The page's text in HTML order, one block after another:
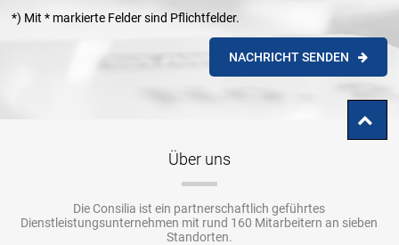
*) Mit * markierte Felder sind Pflichtfelder.
Über uns
Die Consilia ist ein partnerschaftlich geführtes
Dienstleistungsunternehmen mit rund 160 Mitarbeitern an sieben
Standorten.